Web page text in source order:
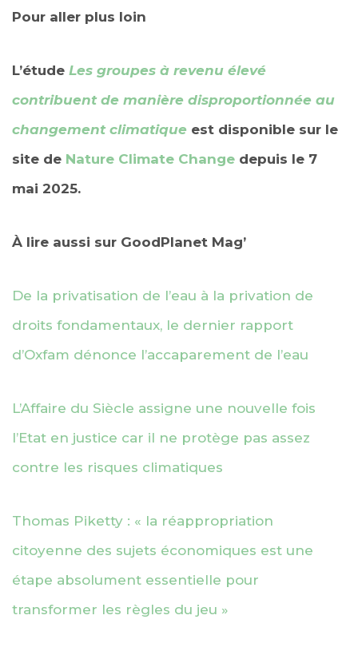
Pour aller plus loin
L’étude Les groupes à revenu élevé
contribuent de manière disproportionnée au
changement climatique est disponible sur le
site de Nature Climate Change depuis le 7
mai 2025.
À lire aussi sur GoodPlanet Mag’
De la privatisation de l’eau à la privation de
droits fondamentaux, le dernier rapport
d’Oxfam dénonce l’accaparement de l’eau
L’Affaire du Siècle assigne une nouvelle fois
l’Etat en justice car il ne protège pas assez
contre les risques climatiques
Thomas Piketty : « la réappropriation
citoyenne des sujets économiques est une
étape absolument essentielle pour
transformer les règles du jeu »